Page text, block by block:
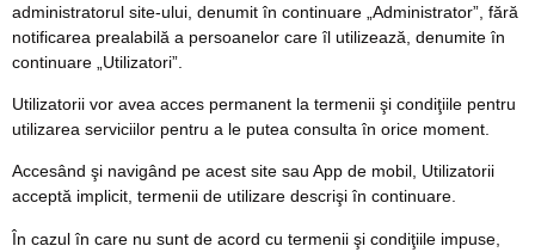
administratorul site-ului, denumit în continuare „Administrator”, fără
notificarea prealabilă a persoanelor care îl utilizează, denumite în
continuare „Utilizatori”.
Utilizatorii vor avea acces permanent la termenii şi condiţiile pentru
utilizarea serviciilor pentru a le putea consulta în orice moment.
Accesând şi navigând pe acest site sau App de mobil, Utilizatorii
acceptă implicit, termenii de utilizare descrişi în continuare.
În cazul în care nu sunt de acord cu termenii şi condiţiile impuse,